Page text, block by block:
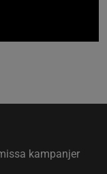
kampanjer